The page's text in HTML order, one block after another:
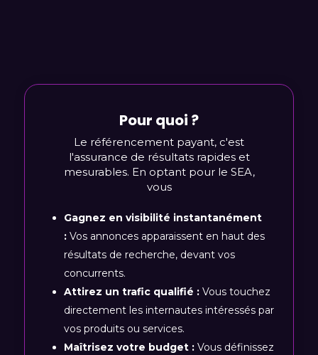
Pour quoi ?
Le référencement payant, c'est
l'assurance de résultats rapides et
mesurables. En optant pour le SEA,
vous
Gagnez en visibilité instantanément
:Vos annonces apparaissent en haut des
résultats de recherche, devant vos
concurrents.
Attirez un trafic qualifié :Vous touchez
directement les internautes intéressés par
vos produits ou services.
Maîtrisez votre budget :Vous définissez